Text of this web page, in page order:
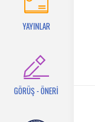
YAYINLAR
GÖRÜŞ - ÖNERİ